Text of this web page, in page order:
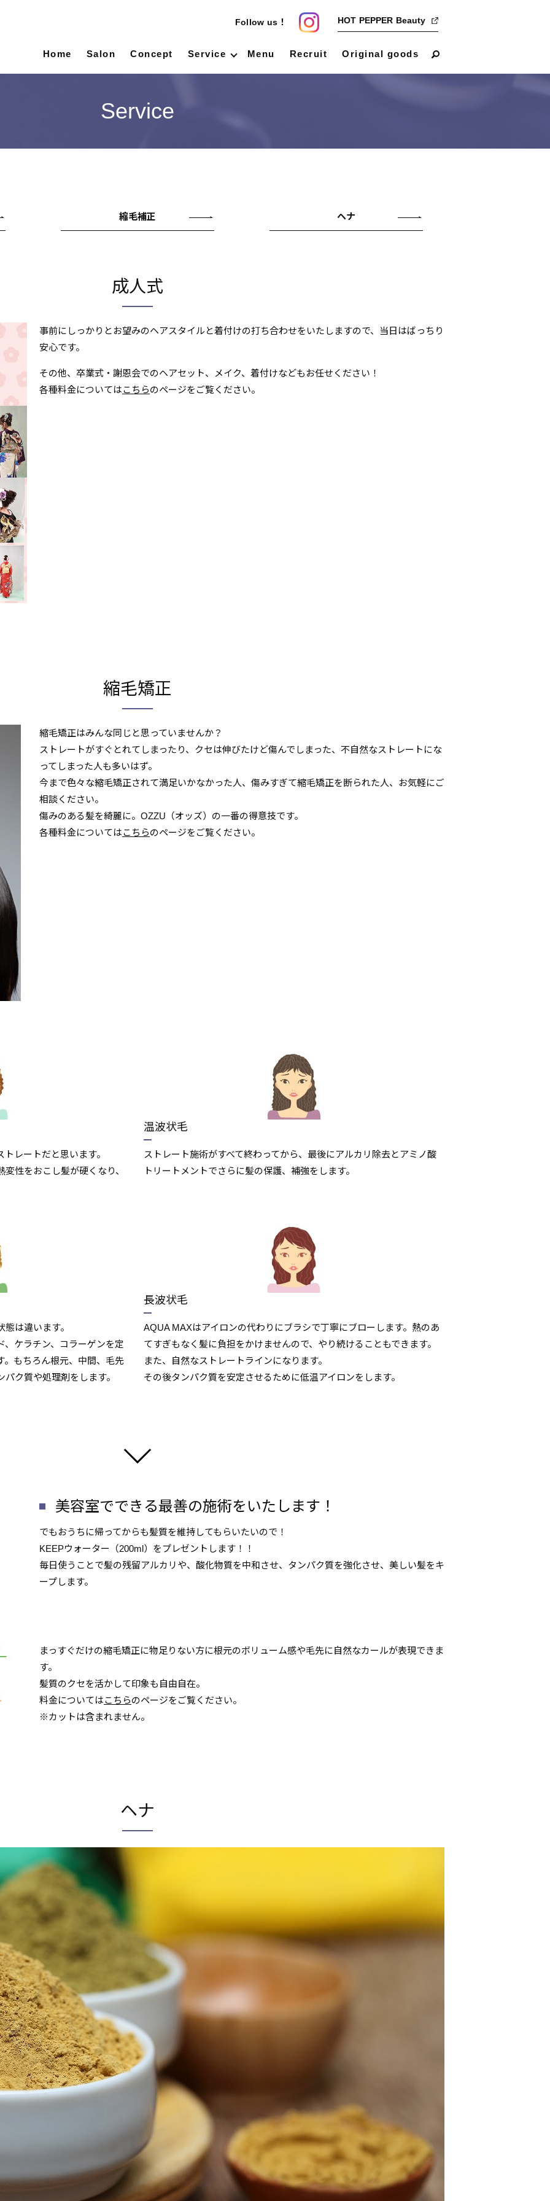
Home Salon Concept Service Menu Recruit Original goods
Follow us！ HOT PEPPER Beauty
Service
縮毛補正 ヘナ
成人式
事前にしっかりとお望みのヘアスタイルと着付けの打ち合わせをいたしますので、当日はばっちり
安心です。
その他、卒業式・謝恩会でのヘアセット、メイク、着付けなどもお任せください！
各種料金についてはこちらのページをご覧ください。
縮毛矯正
縮毛矯正はみんな同じと思っていませんか？
ストレートがすぐとれてしまったり、クセは伸びたけど傷んでしまった、不自然なストレートにな
ってしまった人も多いはず。
今まで色々な縮毛矯正されて満足いかなかった人、傷みすぎて縮毛矯正を断られた人、お気軽にご
相談ください。
傷みのある髪を綺麗に。OZZU（オッズ）の一番の得意技です。
各種料金についてはこちらのページをご覧ください。
レートだと思います。
性をおこし髪が硬くなり、
温波状毛
ストレート施術がすべて終わってから、最後にアルカリ除去とアミノ酸
トリートメントでさらに髪の保護、補強をします。
は違います。
ケラチン、コラーゲンを定
もちろん根元、中間、毛先
ク質や処理剤をします。
長波状毛
AQUA MAXはアイロンの代わりにブラシで丁寧にブローします。熱のあ
てすぎもなく髪に負担をかけませんので、やり続けることもできます。
また、自然なストレートラインになります。
その後タンパク質を安定させるために低温アイロンをします。
美容室でできる最善の施術をいたします！
でもおうちに帰ってからも髪質を維持してもらいたいので！
KEEPウォーター（200ml）をプレゼントします！！
毎日使うことで髪の残留アルカリや、酸化物質を中和させ、タンパク質を強化させ、美しい髪をキ
ープします。
まっすぐだけの縮毛矯正に物足りない方に根元のボリューム感や毛先に自然なカールが表現できま
す。
髪質のクセを活かして印象も自由自在。
料金についてはこちらのページをご覧ください。
※カットは含まれません。
ヘナ